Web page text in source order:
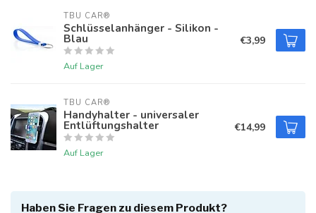
TBU CAR®
Schlüsselanhänger - Silikon -
Blau
Auf Lager
€3,99
TBU CAR®
Handyhalter - universaler
Entlüftungshalter
Auf Lager
€14,99
Haben Sie Fragen zu diesem Produkt?